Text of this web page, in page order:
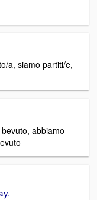
a, siamo partiti/e,
abbiamo